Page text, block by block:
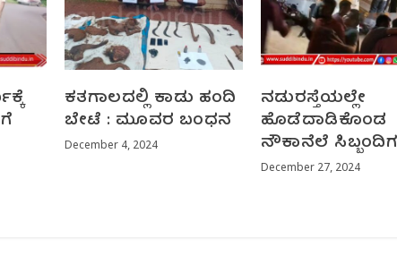
ಕತಗಾಲದಲ್ಲಿ ಕಾಡು ಹಂದಿ
ಬೇಟೆ : ಮೂವರ ಬಂಧನ
December 4, 2024
ನಡುರಸ್ತೆಯಲ್ಲೇ
ಹೊಡೆದಾಡಿಕೊಂಡ
ನೌಕಾನೆಲೆ
December 27, 2024